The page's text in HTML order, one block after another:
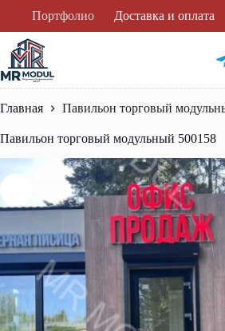
сути
Портфолио Доставка и оплата
Главная Павильон торговый
Павильон торговый модульный 500158